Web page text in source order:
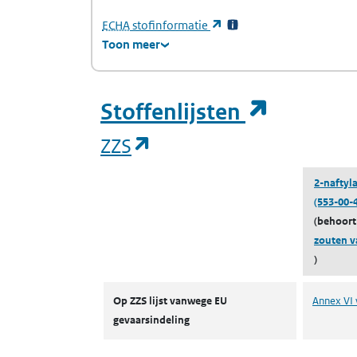
ECHA(Europees Agentschap voor chemische
stofinformatie
(opent in een nieuw
Toon meer
Stoffenlijsten
ZZS
2-
(553-00-
zouten
)
Op ZZS lijst vanwege EU
gevaarsindeling
Annex VI